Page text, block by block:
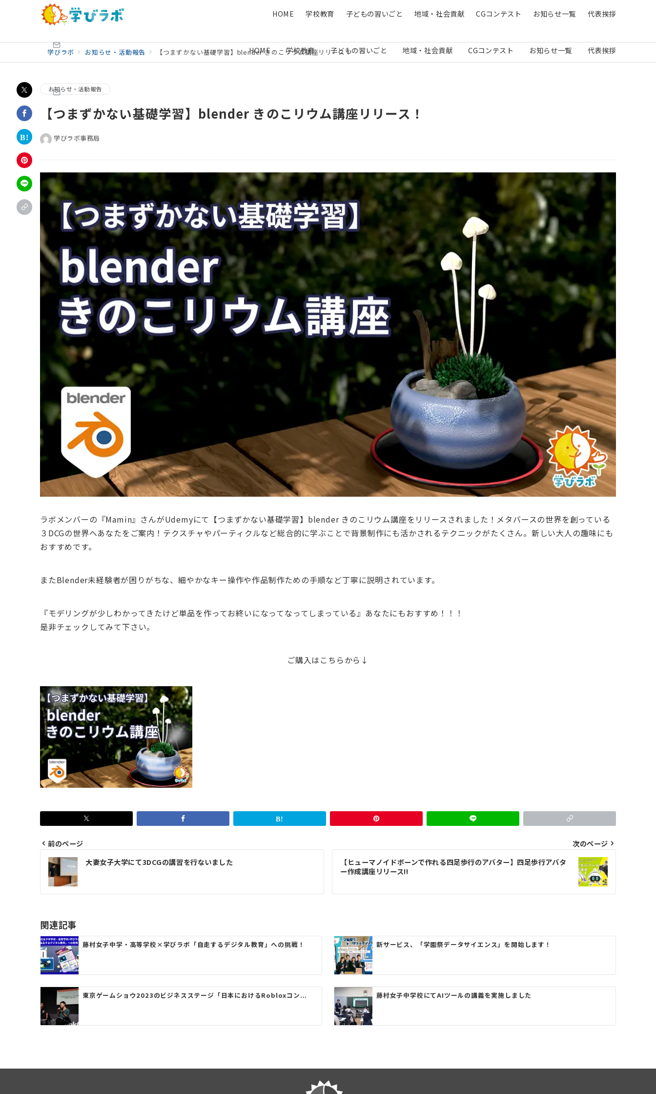
HOME 学校教育 子どもの習いごと 地域・社会貢献 CGコンテスト お知らせ一覧 代表挨拶
HOME 学校教育 子どもの習いごと 地域・社会貢献 CGコンテスト お知らせ一覧 代表挨拶
学びラボ お知らせ・活動報告 【つまずかない基礎学習】blender きのこリウム講座リリース！
お知らせ・活動報告
【つまずかない基礎学習】blender きのこリウム講座リリース！
学びラボ事務局
ラボメンバーの『Mamin』さんがUdemyにて【つまずかない基礎学習】blender きのこリウム講座をリリースされました！メタバースの世界を創っている
３DCGの世界へあなたをご案内！テクスチャやパーティクルなど総合的に学ぶことで背景制作にも活かされるテクニックがたくさん。新しい大人の趣味にも
おすすめです。
またBlender未経験者が困りがちな、細やかなキー操作や作品制作ための手順など丁寧に説明されています。
『モデリングが少しわかってきたけど単品を作ってお終いになってなってしまっている』あなたにもおすすめ！！！
是非チェックしてみて下さい。
ご購入はこちらから↓
投
稿
ナ
ゲ
ー
シ
ョ
ン
前のページ
大妻女子大学にて3DCGの講習を行ないました
次のページ
【ヒューマノイドボーンで作れる四足歩行のアバター】四足歩行アバタ
ー作成講座リリース!!
関連記事
藤村女子中学・高等学校×学びラボ「自走するデジタル教育」への挑戦！ 新サービス、「学園祭データサイエンス」を開始します！
東京ゲームショウ2023のビジネスステージ「日本におけるRobloxコン... 藤村女子中学校にてAIツールの講義を実施しました